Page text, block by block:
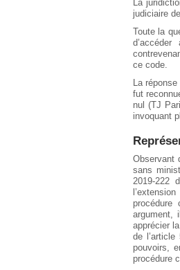
La
judiciaire
Toute la
ce code.
La
fut
nul (TJ
invoquant
Observant
sans
2019-222
argument,
apprécier
de
pouvoirs,
procédure